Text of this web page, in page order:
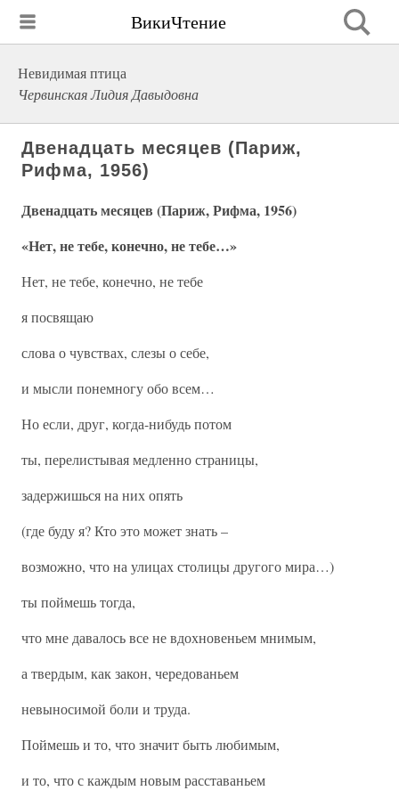
ВикиЧтение
Невидимая птица
Червинская Лидия Давыдовна
Двенадцать месяцев (Париж,
Рифма, 1956)
Двенадцать месяцев (Париж, Рифма, 1956)
«Нет, не тебе, конечно, не тебе…»
Нет, не тебе, конечно, не тебе
я посвящаю
слова о чувствах, слезы о себе,
и мысли понемногу обо всем…
Но если, друг, когда-нибудь потом
ты, перелистывая медленно страницы,
задержишься на них опять
(где буду я? Кто это может знать –
возможно, что на улицах столицы другого мира…)
ты поймешь тогда,
что мне давалось все не вдохновеньем мнимым,
а твердым, как закон, чередованьем
невыносимой боли и труда.
Поймешь и то, что значит быть любимым,
и то, что с каждым новым расставаньем